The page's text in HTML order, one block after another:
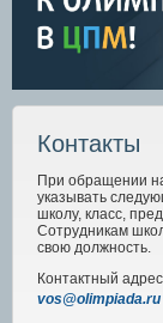
Контакты
При обращении
указывать
школу, класс,
Сотрудникам
свою должность.
Контактный адрес
vos@olimpiada.ru